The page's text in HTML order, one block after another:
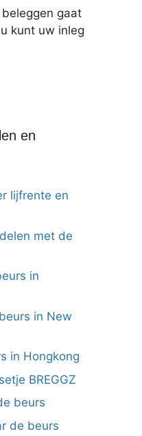
gaat
kunt uw inleg
en
lijfrente en
met de
in
in New
in Hongkong
BREGGZ
beurs
de beurs